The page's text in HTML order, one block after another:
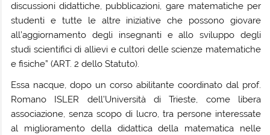
discussioni didattiche, pubblicazioni, gare matematiche per
studenti e tutte le altre iniziative che possono giovare
all’aggiornamento degli insegnanti e allo sviluppo degli
studi scientifici di allievi e cultori delle scienze matematiche
e fisiche” (ART. 2 dello Statuto).
Essa nacque, dopo un corso abilitante coordinato dal prof.
Romano ISLER dell’Università di Trieste, come libera
associazione, senza scopo di lucro, tra persone interessate
al miglioramento della didattica della matematica nelle